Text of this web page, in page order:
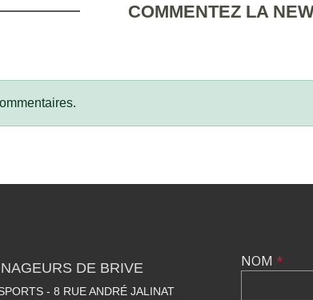
COMMENTEZ LA
DE BRIVE
- 8 RUE ANDRÉ JALINAT
NOM *